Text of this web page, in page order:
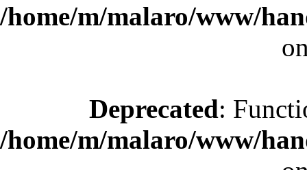
/home/m/malaro/www/
Deprecated:
/home/m/malaro/www/